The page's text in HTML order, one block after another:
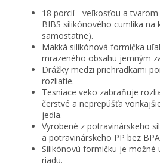
18 porcií - veľkosťou a tvarom
BIBS silikónového cumlíka na
samostatne).
Mäkká silikónová formička
mrazeného obsahu jemným
Drážky medzi priehradkami
rozliatie.
Tesniace veko zabraňuje
čerstvé a neprepúšťa
jedla.
Vyrobené z potravinárskeho
a potravinárskeho PP bez
Silikónovú formičku je možné
riadu.